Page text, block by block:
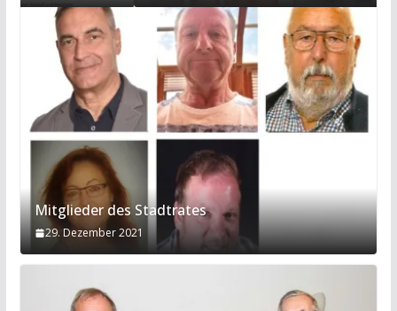
Mitglieder des Stadtrates
29. Dezember 2021